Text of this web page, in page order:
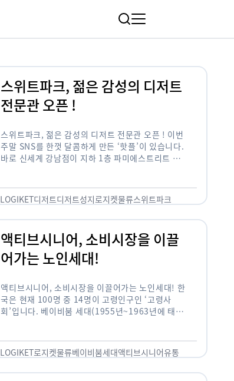
스위트파크, 젊은 감성의 디저트
전문관 오픈 !
스위트파크, 젊은 감성의 디저트 전문관 오픈 ! 이번
주말 SNS를 한껏 달콤하게 만든 ‘핫플’이 있습니다.
바로 신세계 강남점이 지하 1층 파미에스트리트 분
LOGIKET디저트디저트성지로지켓물류스위트파크
액티브시니어, 소비시장을 이끌
어가는 노인세대!
액티브시니어, 소비시장을 이끌어가는 노인세대! 한
국은 현재 100명 중 14명이 고령인구인 ‘고령사
회’입니다. 베이비붐 세대(1955년~1963년에 태어
오고 있습니다. 하지만 사회가 늙어가는 …
LOGIKET로지켓물류베이비붐세대액티브시니어유통